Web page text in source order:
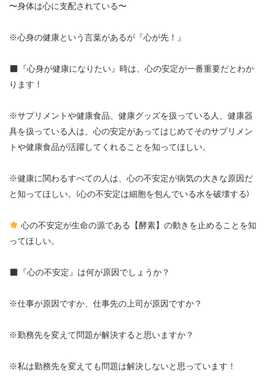
〜身体は心に支配されている〜
※心身の健康という言葉があるが『心が先！』
『心身が健康になりたい』時は、心の安定が一番重要だとわか
ります！
※サプリメントや健康食品、健康グッズを扱っている人、健康器
具を扱っている人は、心の安定があってはじめてそのサプリメン
トや健康食品が活躍してくれることを知ってほしい。
※健康に関わるすべての人は、心の不安定が病気の大きな原因だ
と知ってほしい。(心の不安定は細胞を包んでいる水を破壊する)
心の不安定が生命の源である【酵素】の動きを止めることを知
ってほしい。
『心の不安定』は何が原因でしょうか？
※仕事が原因ですか、仕事先の上司が原因ですか？
※勤務先を変えて問題が解決すると思いますか？
※私は勤務先を変えても問題は解決しないと思っています！